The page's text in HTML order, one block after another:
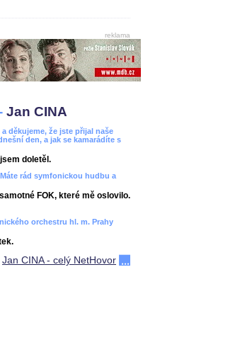
reklama
Jan CINA
děkujeme, že jste přijal naše
den, a jak se kamarádíte s
doletěl.
rád symfonickou hudbu a
FOK, které mě oslovilo.
orchestru hl. m. Prahy
Jan CINA - celý NetHovor